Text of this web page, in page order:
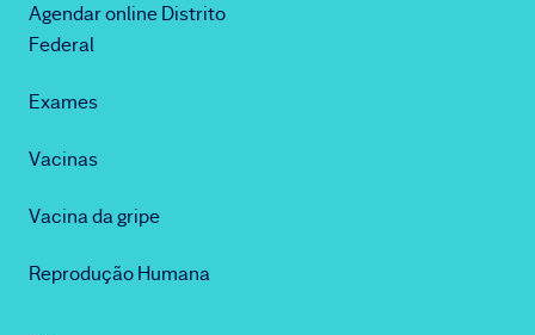
Agendar online Distrito
Federal
Exames
Vacinas
Vacina da gripe
Reprodução Humana